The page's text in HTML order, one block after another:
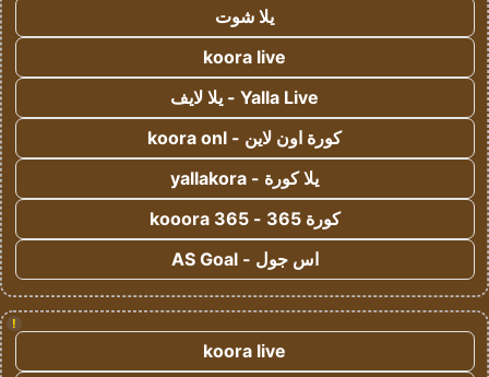
يلا شوت
koora live
Yalla Live - يلا لايف
كورة اون لاين - koora onl
يلا كورة - yallakora
كورة 365 - kooora 365
اس جول - AS Goal
!
koora live